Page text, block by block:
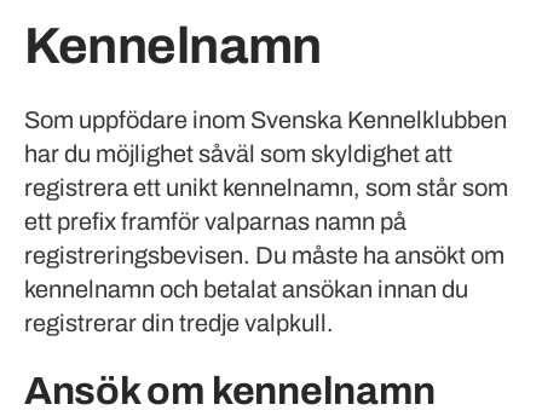
Kennelnamn
Som uppfödare inom Svenska Kennelklubben
har du möjlighet såväl som skyldighet att
registrera ett unikt kennelnamn, som står som
ett prefix framför valparnas namn på
registreringsbevisen. Du måste ha ansökt om
kennelnamn och betalat ansökan innan du
registrerar din tredje valpkull.
Ansök om kennelnamn